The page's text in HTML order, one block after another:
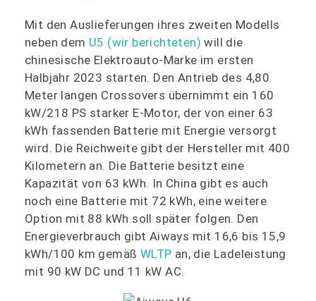
Mit den Auslieferungen ihres zweiten Modells
neben dem U5 (wir berichteten) will die
chinesische Elektroauto-Marke im ersten
Halbjahr 2023 starten. Den Antrieb des 4,80
Meter langen Crossovers übernimmt ein 160
kW/218 PS starker E-Motor, der von einer 63
kWh fassenden Batterie mit Energie versorgt
wird. Die Reichweite gibt der Hersteller mit 400
Kilometern an. Die Batterie besitzt eine
Kapazität von 63 kWh. In China gibt es auch
noch eine Batterie mit 72 kWh, eine weitere
Option mit 88 kWh soll später folgen. Den
Energieverbrauch gibt Aiways mit 16,6 bis 15,9
kWh/100 km gemäß WLTP an, die Ladeleistung
mit 90 kW DC und 11 kW AC.